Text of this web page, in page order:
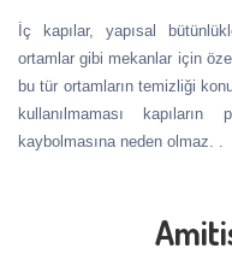
İç kapılar, yapısal
ortamlar gibi mekanlar için
bu tür ortamların temizliği
kullanılmaması
kaybolmasına neden olmaz. .